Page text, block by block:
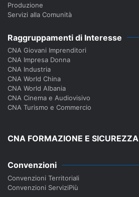
Produzione
Servizi alla Comunità
Raggruppamenti di Interesse
CNA Giovani Imprenditori
CNA Impresa Donna
CNA Industria
CNA World China
CNA World Albania
CNA Cinema e Audiovisivo
CNA Turismo e Commercio
CNA FORMAZIONE E SICUREZZA
Convenzioni
Convenzioni Territoriali
Convenzioni ServiziPiù